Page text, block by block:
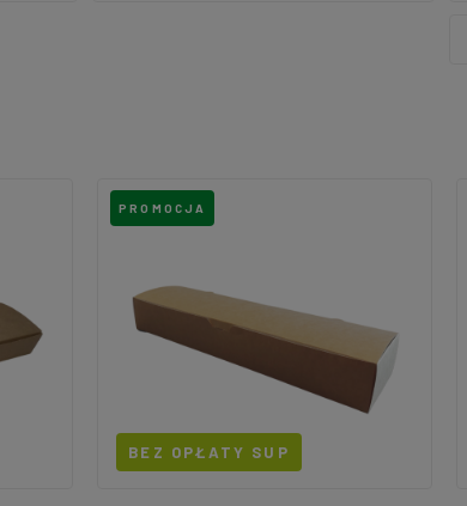
PROMOCJA
BEZ OPŁATY SUP